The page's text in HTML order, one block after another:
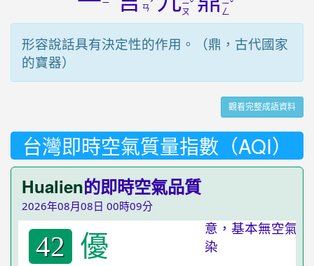
ㄧ
ㄢˊ ㄧ
ㄡ
ˇ ㄧ
ㄥ
ˇ
形容說話具有決定性的作用。（鼎，古代國家
的寶器）
觀看完整成語資料
台灣即時空氣質量指數（AQI）
Hualien的即時空氣品質
2026年08月08日 00時09分
42 優